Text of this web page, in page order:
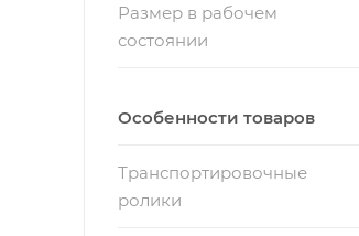
Размер в рабочем
состоянии
Особенности товаров
Транспортировочные
ролики